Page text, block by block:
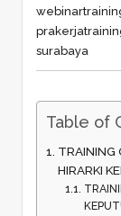
webinar
prakerja
surabaya
Table of
TRAINING
HIRARKI